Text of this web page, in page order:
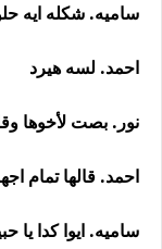
ساميه. شكله ايه
احمد. لسه هيرد
نور. بصت لأخوها
احمد. قالها تمام
ساميه. ايوا كدا يا